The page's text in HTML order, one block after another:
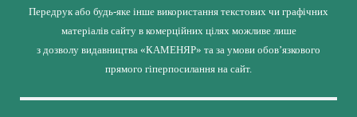
Передрук або будь-яке інше використання текстових чи графічних
матеріалів сайту в комерційних цілях можливе лише
з дозволу видавництва «КАМЕНЯР» та за умови обов’язкового
прямого гіперпосилання на сайт.